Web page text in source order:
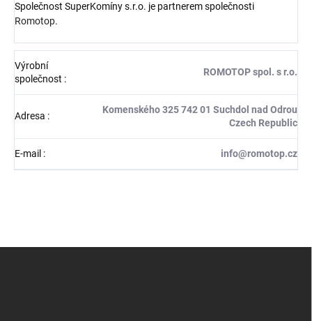
Společnost SuperKomíny s.r.o. je partnerem společnosti
Romotop.
Výrobní
společnost :
ROMOTOP spol. s r.o.
Adresa :
Komenského 325 742 01 Suchdol nad Odrou
Czech Republic
E-mail : info@romotop.cz